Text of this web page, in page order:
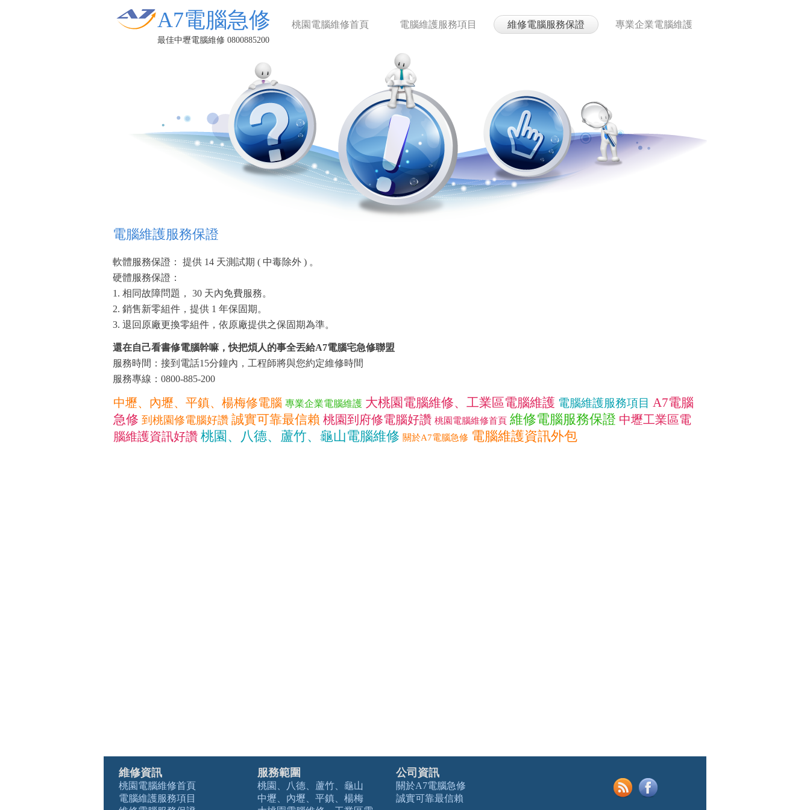
桃園電腦維修首頁 電腦維護服務項目 維修電腦服務保證 專業企業電腦維護
A7電腦急修
最佳中壢電腦維修 0800885200
電腦維護服務保證
軟體服務保證： 提供 14 天測試期 ( 中毒除外 ) 。
硬體服務保證：
1. 相同故障問題， 30 天內免費服務。
2. 銷售新零組件，提供 1 年保固期。
3. 退回原廠更換零組件，依原廠提供之保固期為準。
還在自己看書修電腦幹嘛，快把煩人的事全丟給A7電腦宅急修聯盟
服務時間：接到電話15分鐘內，工程師將與您約定維修時間
服務專線：0800-885-200
中壢、內壢、平鎮、楊梅修電腦 專業企業電腦維護 大桃園電腦維修、工業區電腦維護 電腦維護服務項目 A7電腦
急修 到桃園修電腦好讚 誠實可靠最信賴 桃園到府修電腦好讚 桃園電腦維修首頁 維修電腦服務保證 中壢工業區電
腦維護資訊好讚 桃園、八德、蘆竹、龜山電腦維修 關於A7電腦急修 電腦維護資訊外包
維修資訊
桃園電腦維修首頁
電腦維護服務項目
服務範圍
桃園、八德、蘆竹、龜山
中壢、內壢、平鎮、楊梅
公司資訊
關於A7電腦急修
誠實可靠最信賴